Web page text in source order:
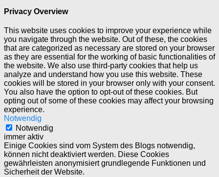
Privacy Overview
This website uses cookies to improve your experience while
you navigate through the website. Out of these, the cookies
that are categorized as necessary are stored on your browser
as they are essential for the working of basic functionalities of
the website. We also use third-party cookies that help us
analyze and understand how you use this website. These
cookies will be stored in your browser only with your consent.
You also have the option to opt-out of these cookies. But
opting out of some of these cookies may affect your browsing
experience.
Notwendig
Notwendig
immer aktiv
Einige Cookies sind vom System des Blogs notwendig,
können nicht deaktiviert werden. Diese Cookies
gewährleisten anonymisiert grundlegende Funktionen und
Sicherheit der Website.